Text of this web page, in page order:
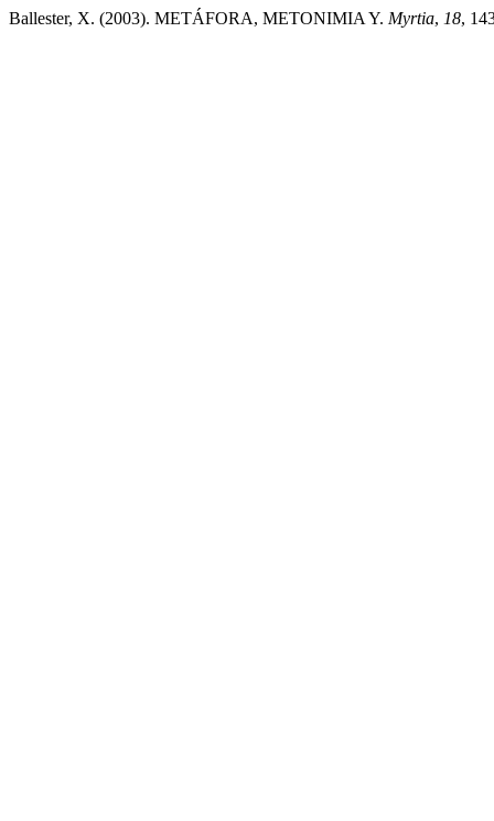
Ballester, X. (2003). METÁFORA, METONIMIA Y. Myrtia, 18,